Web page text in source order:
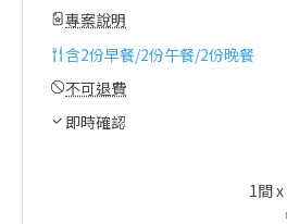
專案說明
含2份早餐/2份午餐/2份晚餐
不可退費
即時確認
1間 x